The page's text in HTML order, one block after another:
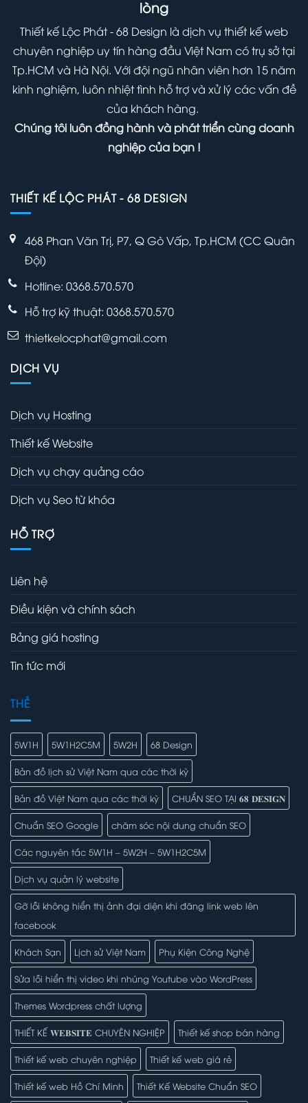
lòng
Thiết kế Lộc Phát - 68 Design là dịch vụ thiết kế web
chuyên nghiệp uy tín hàng đầu Việt Nam có trụ sở tại
Tp.HCM và Hà Nội. Với đội ngũ nhân viên hơn 15 năm
kinh nghiệm, luôn nhiệt tình hỗ trợ và xử lý các vấn đề
của khách hàng.
Chúng tôi luôn đồng hành và phát triển cùng doanh
nghiệp của bạn !
THIẾT KẾ LỘC PHÁT - 68 DESIGN
468 Phan Văn Trị, P7, Q Gò Vấp, Tp.HCM (CC Quân
Đội)
Hotline: 0368.570.570
Hỗ trợ kỹ thuật: 0368.570.570
thietkelocphat@gmail.com
DỊCH VỤ
Dịch vụ Hosting
Thiết kế Website
Dịch vụ chạy quảng cáo
Dịch vụ Seo từ khóa
HỖ TRỢ
Liên hệ
Điều kiện và chính sách
Bảng giá hosting
Tin tức mới
THẺ
5W1H 5W1H2C5M 5W2H 68 Design
Bản đồ lịch sử Việt Nam qua các thời kỳ
Bản đồ Việt Nam qua các thời kỳ CHUẨN SEO TẠI 𝟔𝟖 𝐃𝐄𝐒𝐈𝐆𝐍
Chuẩn SEO Google chăm sóc nội dung chuẩn SEO
Các nguyên tắc 5W1H – 5W2H – 5W1H2C5M
Dịch vụ quản lý website
Gỡ lỗi không hiển thị ảnh đại diện khi đăng link web lên
facebook
Khách Sạn Lịch sử Việt Nam Phụ Kiện Công Nghệ
Sửa lỗi hiển thị video khi nhúng Youtube vào WordPress
Themes Wordpress chất lượng
THIẾT KẾ 𝐖𝐄𝐁𝐒𝐈𝐓𝐄 CHUYÊN NGHIỆP Thiết kế shop bán hàng
Thiết kế web chuyên nghiệp Thiết kế web giá rẻ
Thiết kế web Hồ Chí Minh Thiết Kế Website Chuẩn SEO